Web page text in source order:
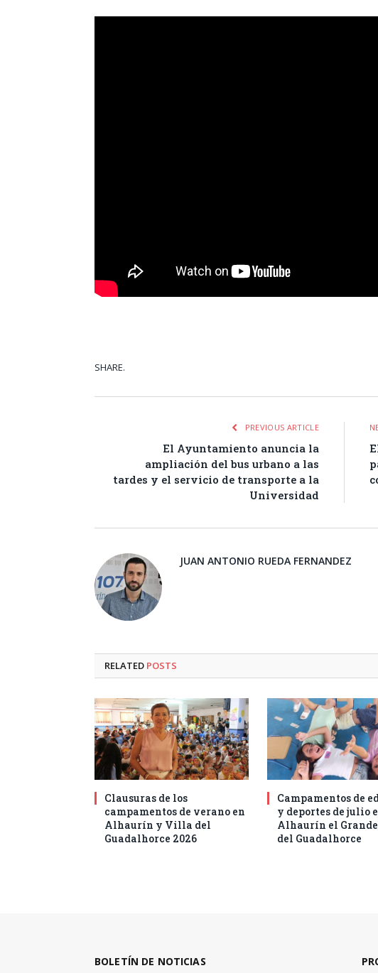
SHARE.
PREVIOUS ARTICLE
El Ayuntamiento anuncia la
ampliación del bus urbano a las
tardes y el servicio de transporte a la
Universidad
JUAN ANTONIO RUEDA FERNANDEZ
RELATED POSTS
Clausuras de los
campamentos de verano en
Alhaurín y Villa del
Guadalhorce 2026
Campamentos de
y deportes de julio
Alhaurín el
del Guadalhorce
BOLETÍN DE NOTICIAS